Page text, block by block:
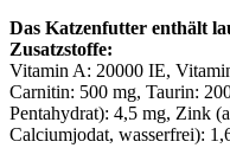
Das Katzenfutter enthält
Zusatzstoffe:
Vitamin A: 20000 IE,
Carnitin: 500 mg, Taurin:
Pentahydrat): 4,5 mg, Zink
Calciumjodat, wasserfrei):